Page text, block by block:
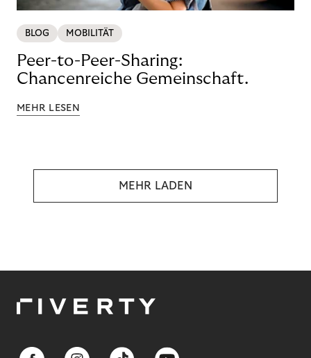
BLOG MOBILITÄT
Peer-to-Peer-Sharing:
Chancenreiche Gemeinschaft.
MEHR LESEN
MEHR LADEN